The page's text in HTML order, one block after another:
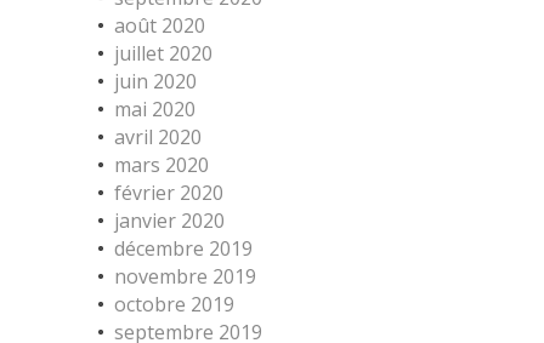
août 2020
juillet 2020
juin 2020
mai 2020
avril 2020
mars 2020
février 2020
janvier 2020
décembre 2019
novembre 2019
octobre 2019
septembre 2019